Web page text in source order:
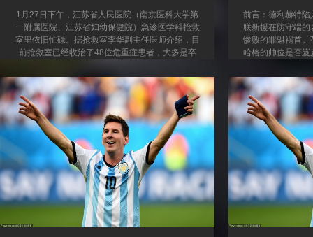
1月27日下午，江苏省人民医院（南京医科大学第
一附属医院、江苏省妇幼保健院）急诊医学科抢救
室里依旧忙碌。据抢救室李华副主任医师介绍，目
前抢救室已经收治了48位危重症患者，大多是卒
患者。 “越是到节假日的时候，抢救室越是忙碌一
些。一些重症的、外地患者会转到医院来。”此
时，医护人员的脚步在急诊各区域快速穿梭。
EICU（急诊重症监护室）室里，各种检测、救治
仪器的声音此起彼伏，穿插着医护人员的交流声
音，这里有5台ECMO、7台CRRT的危重患者正在
抢救中。...
前言：德利赫特
联新援在防守端
惨败的罪魁祸首
哈格的帅位是否
敌热刺的比赛，
次“完全失位”。仅
打开了胜利之门
因为对麦迪逊的飞
库卢塞夫斯基帮助
时，索兰克的进